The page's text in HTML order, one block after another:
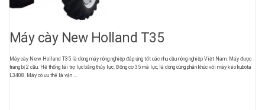
Máy cày New Holland T35
Máy cày New Holland T35 là dòng máy nông nghiệp đáp ứng tốt các nhu cầu nông nghiệp Việt Nam. Máy được
trang bị 2 cầu. Hệ thống lái trợ lực bằng thủy lực. Động cơ 35 mã lực, là dòng cùng phân khúc với máy kéo kubota
L3408. Máy có ưu thế là vận ...